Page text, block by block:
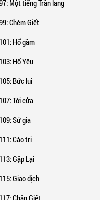
: Một tiếng Trần lang
: Chém Giết
: Hổ gầm
: Hổ Yêu
: Bức lui
: Tới cửa
: Sử gia
: Cáo tri
: Gặp Lại
: Giao dịch
: Chặn Giết